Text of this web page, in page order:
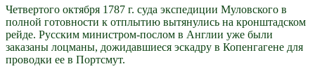
Четвертого октября 1787 г. суда экспедиции Муловского в
полной готовности к отплытию вытянулись на кронштадском
рейде. Русским министром-послом в Англии уже были
заказаны лоцманы, дожидавшиеся эскадру в Копенгагене для
проводки ее в Портсмут.